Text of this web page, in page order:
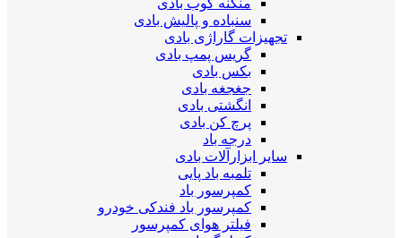
منگنه کوب بادی
سنباده و پالیش بادی
تجهیزات گاراژی بادی
گریس پمپ بادی
بکس بادی
جغجغه بادی
انگشتی بادی
پرچ کن بادی
درجه باد
سایر ابزارآلات بادی
تلمبه باد پایی
کمپرسور باد
کمپرسور باد فندکی خودرو
فیلتر هوای کمپرسور